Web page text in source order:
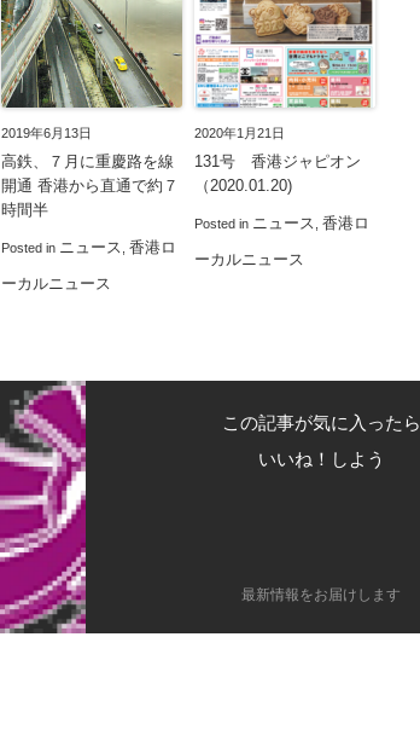
2019年6月13日
高鉄、７月に重慶路を線
開通 香港から直通で約７
時間半
Posted in ニュース 香港ロ
ーカルニュース
2020年1月21日
131号 香港ジャピオン
（2020.01.20)
Posted in ニュース 香港ロ
ーカルニュース
この記事が気に入ったら
いいね！しよう
最新情報をお届けします